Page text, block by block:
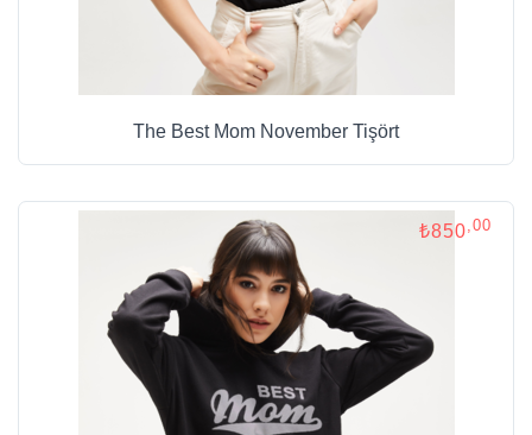
The Best Mom November Tişört
₺850 ,00